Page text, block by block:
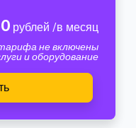
рублей /в месяц
не включены
и оборудование